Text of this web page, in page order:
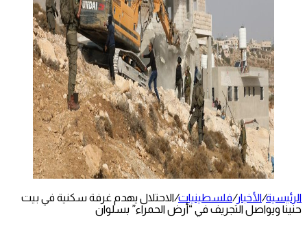
الرئيسية/الأخبار/فلسطينيات/الاحتلال يهدم غرفة سكنية في بيت
حنينا ويواصل التجريف في “أرض الحمراء” بسلوان